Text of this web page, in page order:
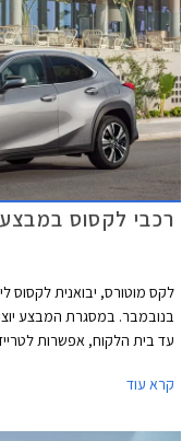
יחידות תאורה המחוברות
אחורי עם משטח דמוי דיפיוזר
רכבי לקסוס במבצע
בנובמבר. במסגרת המבצע
קרא עוד